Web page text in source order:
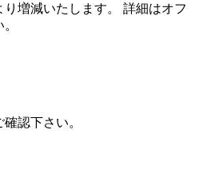
増減いたします。 詳細はオフ
認下さい。